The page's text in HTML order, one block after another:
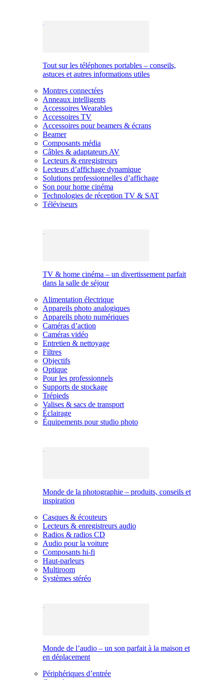
Tout sur les téléphones portables – conseils,
astuces et autres informations utiles
Montres connectées
Anneaux intelligents
Accessoires Wearables
Accessoires TV
Accessoires pour beamers & écrans
Beamer
Composants média
Câbles & adaptateurs AV
Lecteurs & enregistreurs
Lecteurs d’affichage dynamique
Solutions professionnelles d’affichage
Son pour home cinéma
Technologies de réception TV & SAT
Téléviseurs
TV & home cinéma – un divertissement parfait
dans la salle de séjour
Alimentation électrique
Appareils photo analogiques
Appareils photo numériques
Caméras d’action
Caméras vidéo
Entretien & nettoyage
Filtres
Objectifs
Optique
Pour les professionnels
Supports de stockage
Trépieds
Valises & sacs de transport
Éclairage
Équipements pour studio photo
Monde de la photographie – produits, conseils et
inspiration
Casques & écouteurs
Lecteurs & enregistreurs audio
Radios & radios CD
Audio pour la voiture
Composants hi-fi
Haut-parleurs
Multiroom
Systèmes stéréo
Monde de l’audio – un son parfait à la maison et
en déplacement
Périphériques d’entrée